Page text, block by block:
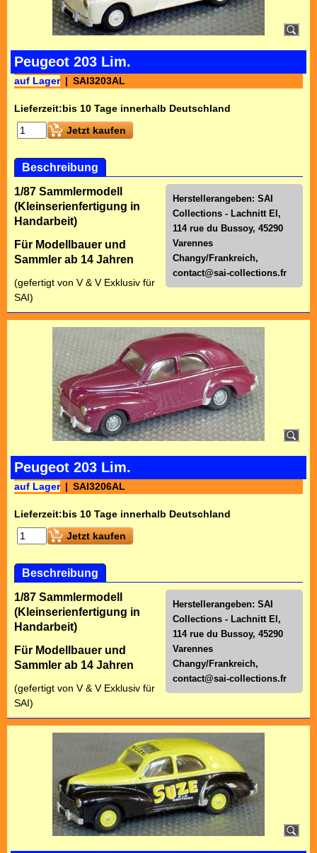
Peugeot 203 Lim.
auf Lager SAI3203AL
Lieferzeit:bis 10 Tage innerhalb Deutschland
Jetzt kaufen
Beschreibung
Herstellerangeben: SAI
Collections - Lachnitt El,
114 rue du Bussoy, 45290
Varennes
Changy/Frankreich,
contact@sai-collections.fr
1/87 Sammlermodell
(Kleinserienfertigung in
Handarbeit)
Für Modellbauer und
Sammler ab 14 Jahren
(gefertigt von V & V Exklusiv für
SAI)
Peugeot 203 Lim.
auf Lager SAI3206AL
Lieferzeit:bis 10 Tage innerhalb Deutschland
Jetzt kaufen
Beschreibung
Herstellerangeben: SAI
Collections - Lachnitt El,
114 rue du Bussoy, 45290
Varennes
Changy/Frankreich,
contact@sai-collections.fr
1/87 Sammlermodell
(Kleinserienfertigung in
Handarbeit)
Für Modellbauer und
Sammler ab 14 Jahren
(gefertigt von V & V Exklusiv für
SAI)